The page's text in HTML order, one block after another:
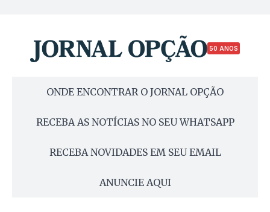
50 ANOS
ONDE ENCONTRAR O JORNAL OPÇÃO
RECEBA AS NOTÍCIAS NO SEU WHATSAPP
RECEBA NOVIDADES EM SEU EMAIL
ANUNCIE AQUI